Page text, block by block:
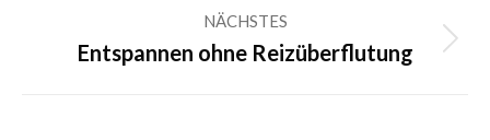
NÄCHSTES
Nächster
Entspannen ohne Reizüberflutung